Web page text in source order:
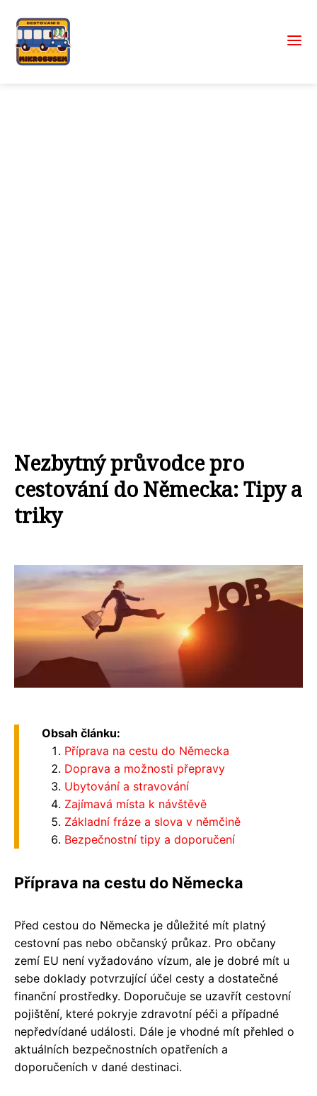
Nezbytný průvodce pro
cestování do Německa: Tipy a
triky
Obsah článku:
Příprava na cestu do Německa
Doprava a možnosti přepravy
Ubytování a stravování
Zajímavá místa k návštěvě
Základní fráze a slova v němčině
Bezpečnostní tipy a doporučení
Příprava na cestu do Německa
Před cestou do Německa je důležité mít platný
cestovní pas nebo občanský průkaz. Pro občany
zemí EU není vyžadováno vízum, ale je dobré mít u
sebe doklady potvrzující účel cesty a dostatečné
finanční prostředky. Doporučuje se uzavřít cestovní
pojištění, které pokryje zdravotní péči a případné
nepředvídané události. Dále je vhodné mít přehled o
aktuálních bezpečnostních opatřeních a
doporučeních v dané destinaci.